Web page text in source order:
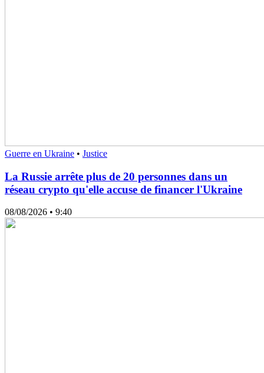
Guerre en Ukraine • Justice
La Russie arrête plus de 20 personnes dans un
réseau crypto qu'elle accuse de financer l'Ukraine
08/08/2026 • 9:40